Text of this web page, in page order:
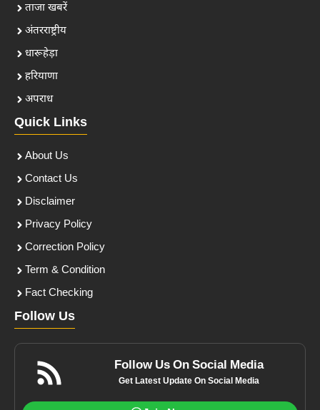
ताजा खबरें
अंतरराष्ट्रीय
धारूहेड़ा
हरियाणा
अपराध
Quick Links
About Us
Contact Us
Disclaimer
Privacy Policy
Correction Policy
Term & Condition
Fact Checking
Follow Us
Follow Us On Social Media
Get Latest Update On Social Media